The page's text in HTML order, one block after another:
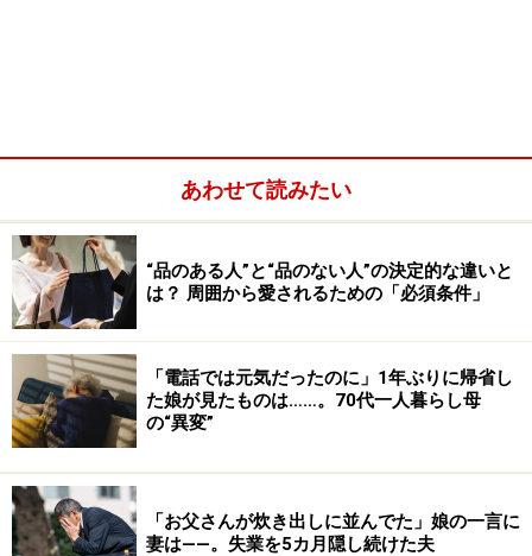
マンガ：藪犬小夏（@yabuinukonatsu）
※記事内容は執筆時点のものです。最新の内容をご確認くださ
い。
あわせて読みたい
“品のある人”と“品のない人”の決定的な違いと
は？ 周囲から愛されるための「必須条件」
「電話では元気だったのに」1年ぶりに帰省し
た娘が見たものは……。70代一人暮らし母
の“異変”
「お父さんが炊き出しに並んでた」娘の一言に
妻は――。失業を5カ月隠し続けた夫